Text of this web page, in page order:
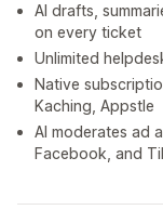
AI drafts,
on every ticket
Unlimited
Native
Kaching, Appstle
AI moderates ad
Facebook, and